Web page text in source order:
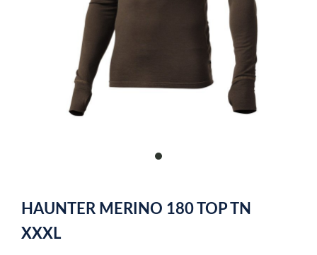
item
of
1
HAUNTER MERINO 180 TOP TN
XXXL